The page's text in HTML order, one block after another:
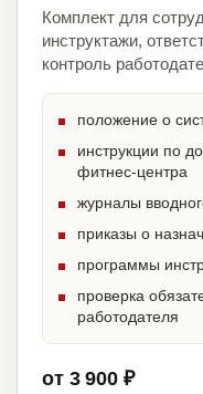
Комплект для
инструктажи,
контроль
положение о
инструкции по
фитнес-центра
журналы
приказы о
программы
проверка
работодателя
от 3 900 ₽